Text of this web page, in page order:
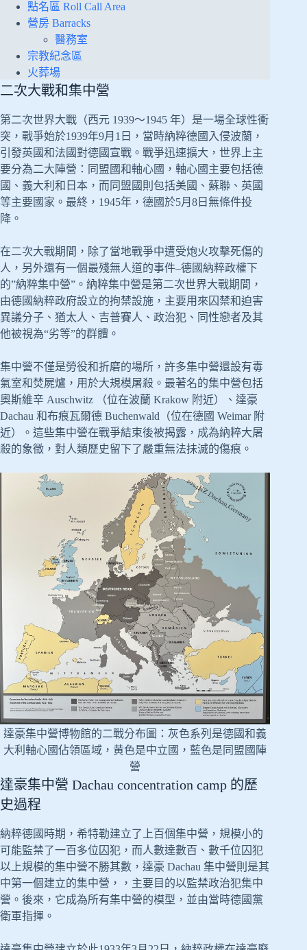
點名區 Roll Call Area
營房 Barracks
醫務室
宗教紀念區
火葬場
二次大戰和集中營
第二次世界大戰（西元 1939～1945 年）是一場全球性衝
突，戰爭始於1939年9月1日，當時納粹德國入侵波蘭，
引發英國和法國對德國宣戰。戰爭迅速擴大，世界上主
要分為二大陣營：同盟國和軸心國，軸心國主要包括德
國、義大利和日本，而同盟國則包括美國、蘇聯、英國
等主要國家。最終，1945年，德國於5月8日無條件投
降。
在二次大戰期間，除了當地戰爭中遭受炮火攻擊死傷的
人，另外還有一個最殘無人道的事件–德國納粹政權下
的”納粹集中營”。納粹集中營是第二次世界大戰期間，
由德國納粹政府設立的拘禁設施，主要用來囚禁和迫害
異議分子、猶太人、吉普賽人、政治犯、同性戀者及其
他被視為“劣等”的群體。
集中營不僅是勞役和折磨的場所，許多集中營還設有毒
氣室和焚屍爐，用於大規模屠殺。最著名的集中營包括
奧斯維辛 Auschwitz （位在波蘭 Krakow 附近）、達豪
Dachau 和布痕瓦爾德 Buchenwald（位在德國 Weimar 附
近）。這些集中營在戰爭結束後被揭露，成為納粹大屠
殺的象徵，對人類歷史留下了嚴重無法抺滅的傷痕。
達豪集中營博物館的二戰分布圖：灰色系列是德國和義
大利軸心國佔領區域，黄色是中立國，藍色是同盟國陣
營
達豪集中營 Dachau concentration camp 的歷
史過程
納粹德國時期，希特勒建立了上百個集中營，規模小的
可能監禁了一百多位囚犯，而人數達數百、數千位囚犯
以上規模的集中營不勝其數，達豪 Dachau 集中營則是其
中第一個建立的集中營，，主要目的以監禁政治犯集中
營。後來，它成為所有集中營的模型，並由當時德國黨
衛軍指揮。